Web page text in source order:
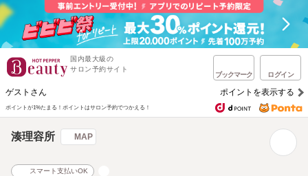
国内最大級の
サロン予約サイト
ブックマーク ログイン
ゲストさん ポイントを表示する
ポイントが1%たまる！ ポイントはサロン予約でつかえる！
湊理容所 MAP
スマート支払いOK